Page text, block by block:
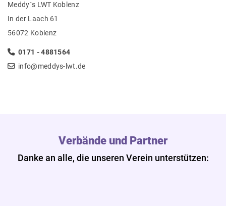
Meddy´s LWT Koblenz
In der Laach 61
56072 Koblenz
0171 - 4881564
info@meddys-lwt.de
Verbände und Partner
Danke an alle, die unseren Verein unterstützen: